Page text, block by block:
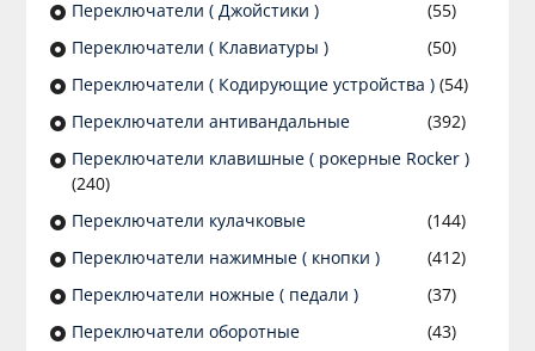
Переключатели ( Джойстики )
(55)
Переключатели ( Клавиатуры )
(50)
Переключатели ( Кодирующие устройства )(54)
Переключатели антивандальные
(392)
Переключатели клавишные ( рокерные Rocker )
(240)
Переключатели кулачковые
(144)
Переключатели нажимные ( кнопки )
(412)
Переключатели ножные ( педали )
(37)
Переключатели оборотные
(43)